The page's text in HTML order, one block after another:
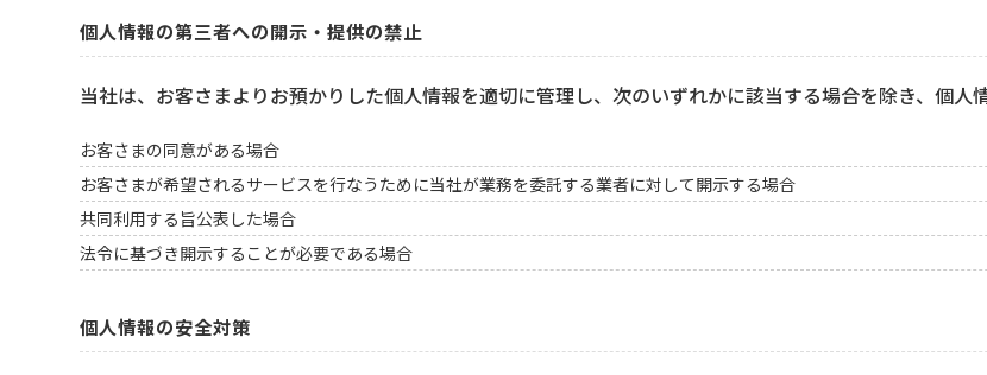
個人情報の第三者への開示・提供の禁止
当社は、お客さまよりお預かりした個人情報を適切に管理し、次のいずれかに該当する場合を除き、個人
お客さまの同意がある場合
お客さまが希望されるサービスを行なうために当社が業務を委託する業者に対して開示する場合
共同利用する旨公表した場合
法令に基づき開示することが必要である場合
個人情報の安全対策